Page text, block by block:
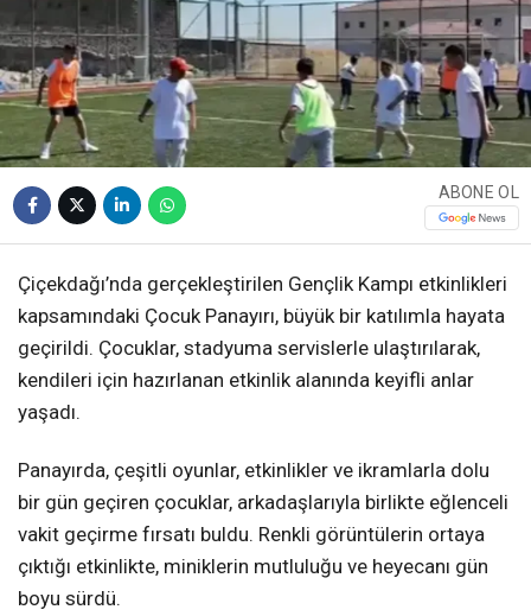
ABONE OL
Çiçekdağı’nda gerçekleştirilen Gençlik Kampı etkinlikleri
kapsamındaki Çocuk Panayırı, büyük bir katılımla hayata
geçirildi. Çocuklar, stadyuma servislerle ulaştırılarak,
kendileri için hazırlanan etkinlik alanında keyifli anlar
yaşadı.
Panayırda, çeşitli oyunlar, etkinlikler ve ikramlarla dolu
bir gün geçiren çocuklar, arkadaşlarıyla birlikte eğlenceli
vakit geçirme fırsatı buldu. Renkli görüntülerin ortaya
çıktığı etkinlikte, miniklerin mutluluğu ve heyecanı gün
boyu sürdü.